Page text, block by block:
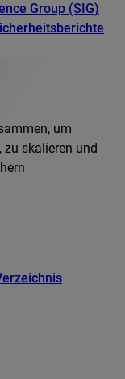
Group (SIG)
um
zu skalieren und